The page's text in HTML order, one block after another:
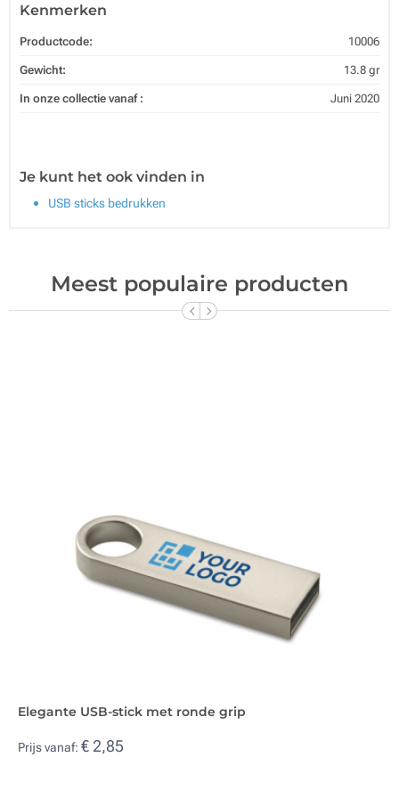
Kenmerken
Productcode: 10006
Gewicht: 13.8 gr
In onze collectie vanaf : Juni 2020
Je kunt het ook vinden in
USB sticks bedrukken
Meest populaire producten
Elegante USB-stick met ronde grip
Prijs vanaf: € 2,85